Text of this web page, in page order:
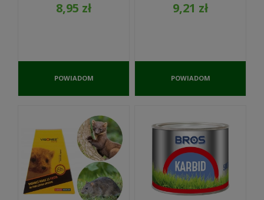
S.A.
8,95 zł
POWIADOM
DOSTĘPNOŚCI
9,21 zł
POWIADOM
DOSTĘPNOŚCI